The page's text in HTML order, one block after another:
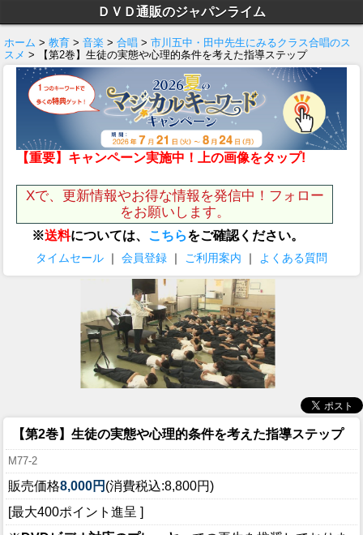
ＤＶＤ通販のジャパンライム
ホーム > 教育 > 音楽 > 合唱 > 市川五中・田中先生にみるクラス合唱のス
スメ > 【第2巻】生徒の実態や心理的条件を考えた指導ステップ
【重要】キャンペーン実施中！上の画像をタップ!
Xで、更新情報やお得な情報を発信中！フォロー
をお願いします。
※送料については、 こちらをご確認ください。
タイムセール ｜ 会員登録 ｜ ご利用案内 ｜ よくある質問
【第2巻】生徒の実態や心理的条件を考えた指導ステップ
M77-2
販売価格8,000円 (消費税込:8,800円)
[最大400ポイント進呈 ]